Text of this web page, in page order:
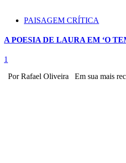
PAISAGEM CRÍTICA
A POESIA DE LAURA EM ‘O
1
Por Rafael Oliveira ​Em sua mais